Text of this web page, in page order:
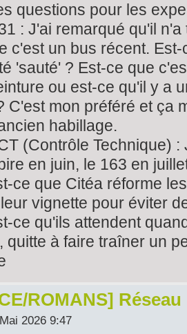
questions pour les
: J'ai remarqué qu'il
c'est un bus récent.
'sauté' ? Est-ce que
ou est-ce qu'il y a
C'est mon préféré et ça
habillage.
(Contrôle Technique)
en juin, le 163 en
ce que Citéa réforme
vignette pour éviter
ce qu'ils attendent
quitte à faire traîner un
ROMANS] Réseau
2026 9:47